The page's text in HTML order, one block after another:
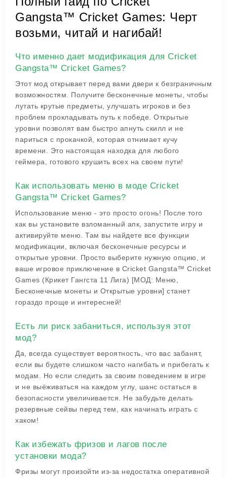
Gangsta™ Cricket Games: Черт
возьми, читай и нагибай!
Что именно дает модификация для Cricket
Gangsta™ Cricket Games?
Этот мод открывает перед вами двери к безграничным
возможностям. Получите бесконечные монеты, чтобы
лутать крутые предметы, улучшать игроков и без
проблем прокладывать путь к победе. Открытые
уровни позволят вам быстро апнуть скилл и не
париться с прокачкой, которая отнимает кучу
времени. Это настоящая находка для любого
геймера, готового крушить всех на своем пути!
Как использовать меню в моде Cricket
Gangsta™ Cricket Games?
Использование меню - это просто огонь! После того
как вы установите взломанный апк, запустите игру и
активируйте меню. Там вы найдете все функции
модификации, включая бесконечные ресурсы и
открытые уровни. Просто выберите нужную опцию, и
ваше игровое приключение в Cricket Gangsta™ Cricket
Games (Крикет Гангста 11 Лига) [МОД: Меню,
Бесконечные монеты и Открытые уровни] станет
гораздо проще и интересней!
Есть ли риск забаниться, используя этот
мод?
Да, всегда существует вероятность, что вас забанят,
если вы будете слишком часто нагибать и прибегать к
модам. Но если следить за своим поведением в игре
и не выёживаться на каждом углу, шанс остаться в
безопасности увеличивается. Не забудьте делать
резервные сейвы перед тем, как начинать играть с
хаком!
Как избежать фризов и лагов после
установки мода?
Фризы могут произойти из-за недостатка оперативной